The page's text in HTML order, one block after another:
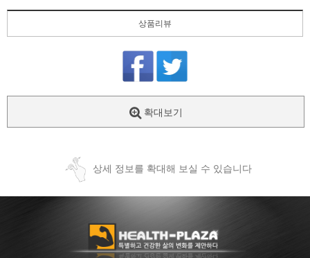
상품리뷰
확대보기
상세 정보를 확대해 보실 수 있습니다